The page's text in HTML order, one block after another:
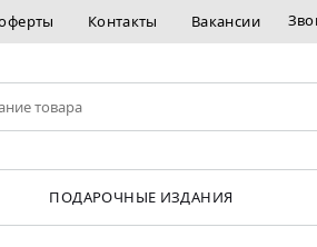
Контакты Вакансии
ПОДАРОЧНЫЕ ИЗДАНИЯ